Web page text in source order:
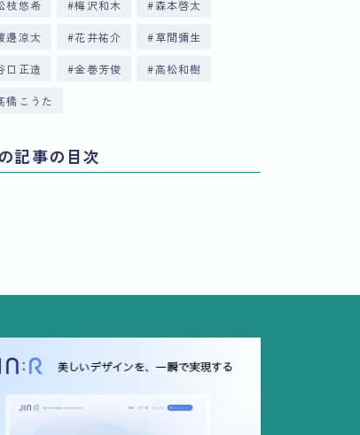
枝悠希 梅沢和木 森本啓太
邊涼太 花井祐介 草間彌生
口正造 金巻芳俊 高松和樹
橋こうた
記事の目次